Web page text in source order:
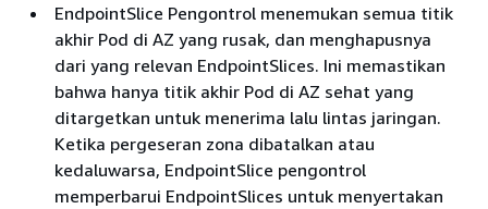
EndpointSlice Pengontrol menemukan semua titik
akhir Pod di AZ yang rusak, dan menghapusnya
dari yang relevan EndpointSlices. Ini memastikan
bahwa hanya titik akhir Pod di AZ sehat yang
ditargetkan untuk menerima lalu lintas jaringan.
Ketika pergeseran zona dibatalkan atau
kedaluwarsa, EndpointSlice pengontrol
memperbarui EndpointSlices untuk menyertakan